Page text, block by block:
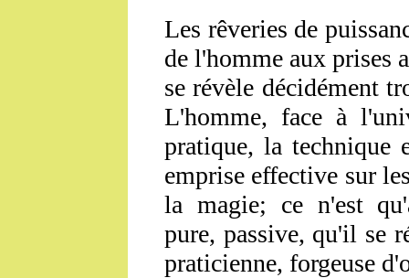
Les rêveries de
de l'homme aux prises
se révèle décidément
L'homme, face à
pratique, la technique
emprise effective sur
la magie; ce n'est
pure, passive, qu'il se
praticienne, forgeuse